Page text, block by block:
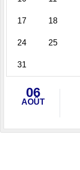
17 18
24 25
31
06
AOÛT